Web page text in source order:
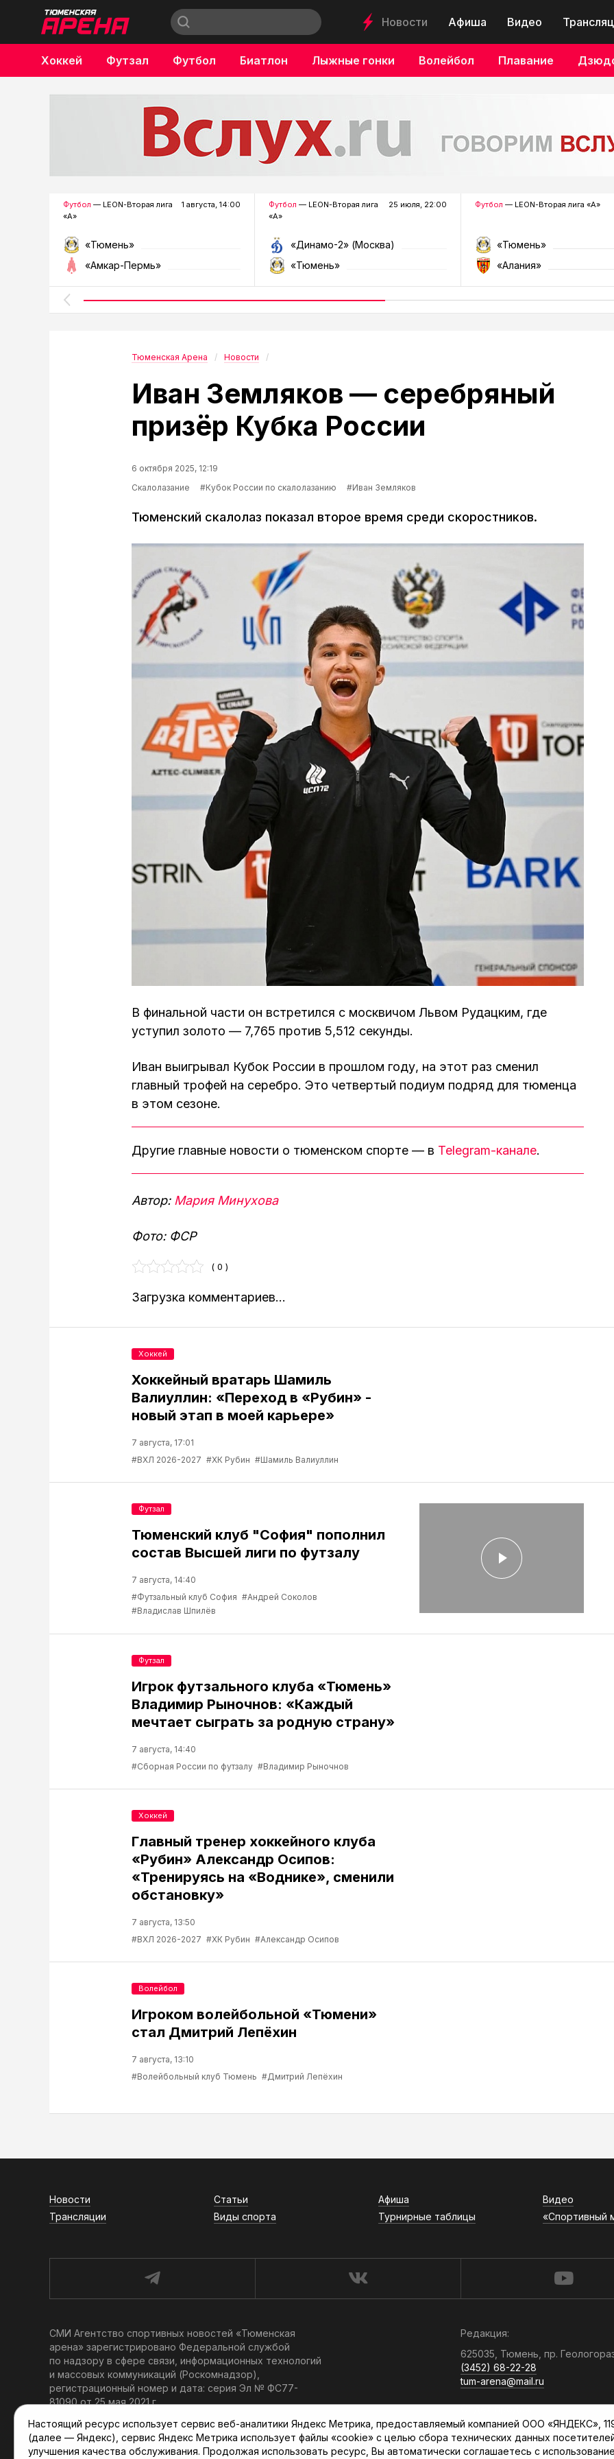
Новости Афиша Видео
Хоккей Футзал Футбол Биатлон Лыжные гонки Волейбол Плавание
Бокс
Футбол — LEON-Вторая лига
«А»
1 августа, 14:00
«Тюмень»
«Амкар-Пермь»
Футбол — LEON-Вторая лига
«А»
25 июля, 22:00
«Динамо-2» (Москва)
«Тюмень»
Футбол — LEON-Вторая лига «А»
«Тюмень»
«Алания»
Тюменская Арена Новости
Иван Земляков — серебряный
призёр Кубка России
6 октября 2025, 12:19
Скалолазание
#Кубок России по скалолазанию #Иван Земляков
Тюменский скалолаз показал второе время среди скоростников.
В финальной части он встретился с москвичом Львом Рудацким, где
уступил золото — 7,765 против 5,512 секунды.
Иван выигрывал Кубок России в прошлом году, на этот раз сменил
главный трофей на серебро. Это четвертый подиум подряд для тюменца
в этом сезоне.
Другие главные новости о тюменском спорте — в Telegram-канале.
Автор: Мария Минухова
Фото: ФСР
( 0 )
Загрузка комментариев...
Хоккейный вратарь Шамиль
Валиуллин: «Переход в «Рубин» -
новый этап в моей карьере»
7 августа, 17:01
#ВХЛ 2026-2027 #ХК Рубин #Шамиль Валиуллин
Хоккей
Тюменский клуб "София" пополнил
состав Высшей лиги по футзалу
7 августа, 14:40
#Футзальный клуб София #Андрей Соколов
#Владислав Шпилёв
Футзал
Игрок футзального клуба «Тюмень»
Владимир Рыночнов: «Каждый
мечтает сыграть за родную страну»
7 августа, 14:40
#Сборная России по футзалу #Владимир Рыночнов
Футзал
Главный тренер хоккейного клуба
«Рубин» Александр Осипов:
«Тренируясь на «Воднике», сменили
обстановку»
7 августа, 13:50
#ВХЛ 2026-2027 #ХК Рубин #Александр Осипов
Хоккей
Игроком волейбольной «Тюмени»
стал Дмитрий Лепёхин
7 августа, 13:10
#Волейбольный клуб Тюмень #Дмитрий Лепёхин
Волейбол
Новости Статьи Афиша Видео
Трансляции
Виды спорта Турнирные таблицы «Спортивный
СМИ Агентство спортивных новостей «Тюменская
арена» зарегистрировано Федеральной службой
по надзору в сфере связи, информационных технологий
и массовых коммуникаций (Роскомнадзор),
регистрационный номер и дата: серия Эл № ФС77-
81090 от 25 мая 2021 г.
Главный редактор: Мартынов В. В.
При использовании материалов ссылка обязательна.
Редакция:
625035, Тюмень, пр.
(3452) 68-22-28
tum-arena@mail.ru
Отдел продаж:
(3452) 68-89-78
kotovaev@sibinformburo.ru
Настоящий ресурс использует сервис веб-аналитики Яндекс Метрика, предоставляемый компанией ООО «ЯНДЕКС»,
(далее — Яндекс), сервис Яндекс Метрика использует файлы «cookie» с целью сбора технических данных
улучшения качества обслуживания. Продолжая использовать ресурс, Вы автоматически соглашаетесь с